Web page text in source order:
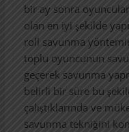
bir ay sonra
olan en iyi şekilde
roll savunma
toplu oyuncunun
geçerek savunma
belirli bir süre bu
çalıştıklarında ve
savunma tekniğini